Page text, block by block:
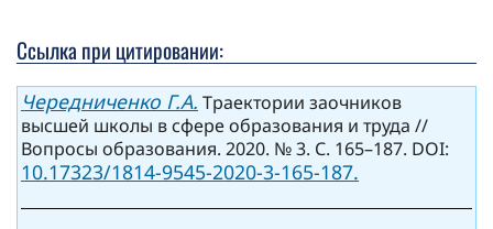
Ссылка при цитировании:
Чередниченко Г.А. Траектории заочников
высшей школы в сфере образования и труда //
Вопросы образования. 2020. № 3. С. 165–187. DOI:
10.17323/1814-9545-2020-3-165-187.